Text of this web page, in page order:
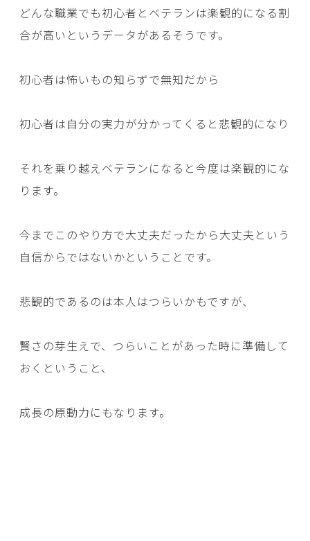
どんな職業でも初心者とベテランは楽観的になる割
合が高いというデータがあるそうです。
初心者は怖いもの知らずで無知だから
初心者は自分の実力が分かってくると悲観的になり
それを乗り越えベテランになると今度は楽観的にな
ります。
今までこのやり方で大丈夫だったから大丈夫という
自信からではないかということです。
悲観的であるのは本人はつらいかもですが、
賢さの芽生えで、つらいことがあった時に準備して
おくということ、
成長の原動力にもなります。